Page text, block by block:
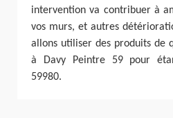
intervention va contribuer à
vos murs, et autres
allons utiliser des produits de
à Davy Peintre 59 pour
59980.